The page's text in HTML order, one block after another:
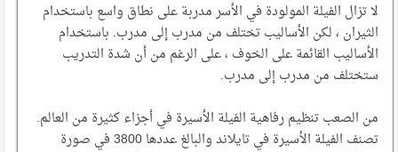
لا تزال الفيلة المولودة في الأسر مدربة على نطاق واسع باستخدام
الثيران ، لكن الأساليب تختلف من مدرب إلى مدرب. باستخدام
الأساليب القائمة على الخوف ، على الرغم من أن شدة التدريب
ستختلف من مدرب إلى مدرب.
من الصعب تنظيم رفاهية الفيلة الأسيرة في أجزاء كثيرة من العالم.
تصنف الفيلة الأسيرة في تايلاند والبالغ عددها 3800 في صورة